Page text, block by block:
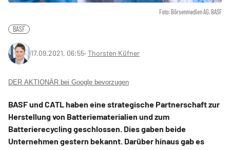
Foto: Börsenmedien AG, BASF
BASF
17.09.2021, 06:55‧ Thorsten Küfner
DER AKTIONÄR bei Google bevorzugen
BASF und CATL haben eine strategische Partnerschaft zur
Herstellung von Batteriematerialien und zum
Batterierecycling geschlossen. Dies gaben beide
Unternehmen gestern bekannt. Darüber hinaus gab es